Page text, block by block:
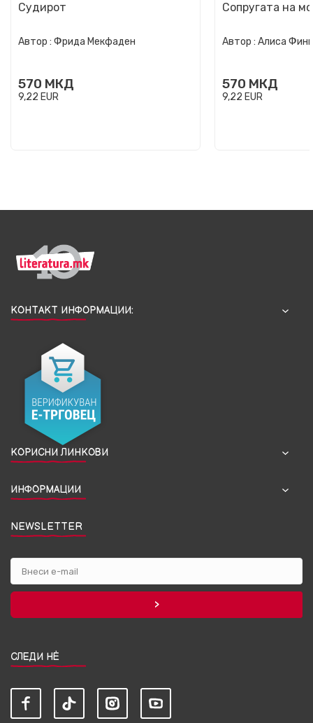
Судирот
Автор : Фрида Мекфаден
570 МКД
9,22 EUR
Сопругата на
Автор : Алиса Фини
570 МКД
9,22 EUR
КОНТАКТ ИНФОРМАЦИИ:
КОРИСНИ ЛИНКОВИ
ИНФОРМАЦИИ
NEWSLETTER
СЛЕДИ НЀ